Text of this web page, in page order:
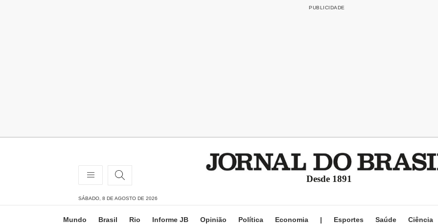
Desde 1891
SÁBADO, 8 DE AGOSTO DE 2026
Mundo Brasil Rio Informe JB Opinião Política Economia | Esportes Saúde Ciência